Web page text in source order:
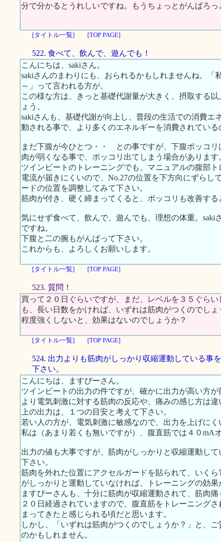
分で分かるとうれしいですね。もうちょっとがんばろっ
[タイトル一覧] [TOP PAGE]
522. 食べて、飲んで、遊んでも！
こんにちは、sakiさん。
sakiさんのまわりにも、おられるかもしれませんね。「
～」って言われる方が。
この様な方は、きっと基礎代謝量が大きく、摂取する
ょう。
sakiさんも、基礎代謝が向上し、普段の生活での消費エ
動される事で、より多くのエネルギーを消費されてい
まだ下腹が今ひとつ・・ との事ですが、下腹ポッコ
肉が弱くなる事で、ポッコリ出てしまう場合があります
ツインビートのトレーニングでも、マニュアルの腹部
電流が届きにくいので、No.27の位置を下方向にずらし
ードの位置を調整してみて下さい。
筋肉が付き、硬く締まってくると、ポッコリも改善する
気にせず食べて、飲んで、遊んでも、理想の体重。saki
ですね。
下腹と二の腕もがんばって下さい。
これからも、よろしくお願いします。
[タイトル一覧] [TOP PAGE]
523. 質問！
買って２０日ぐらいですが、まだ、レベルを３５ぐら
も、長い日数をかければ、いずれは筋肉がつくのでし
程度強くしないと、効果はないのでしょうか？
[タイトル一覧] [TOP PAGE]
524. 出力よりも筋肉がしっかり収縮運動している事
下さい。
こんにちは、ますぴーさん。
ツインビートの出力の件ですが、確かに出力が高い方
より電気刺激に対する筋肉の反応や、痛みの感じ方は
上の出力は、１つの目安と考えて下さい。
若い人の方が、電気刺激に敏感なので、出力を上げに
私は（あまり若くも無いですが）、腹直筋では４０mA
出力の値も大事ですが、筋肉がしっかりと収縮運動し
下さい。
筋肉を外れた位置にアクセルガードを貼られて、いく
がしっかりと運動していなければ、トレーニングの効
ますぴーさんも、十分に筋肉が収縮運動されて、筋肉
２０日経過されていますので、腹直筋をトレーニング
まってきたと感じられる頃だと思います。
しかし、「いずれは筋肉がつくのでしょうか？」と、
のかもしれません。